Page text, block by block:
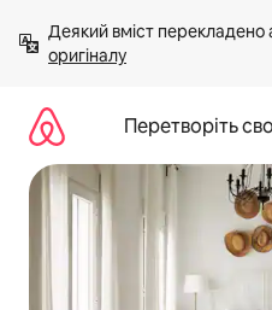
вмісту
Деякий вміст перекладено
оригіналу
Перетворіть